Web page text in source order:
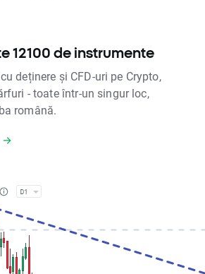
12100 de instrumente
deținere și CFD-uri pe Crypto,
- toate într-un singur loc,
română.